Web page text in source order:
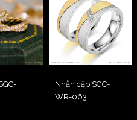
Nhẫn cặp SGC-
WR-063